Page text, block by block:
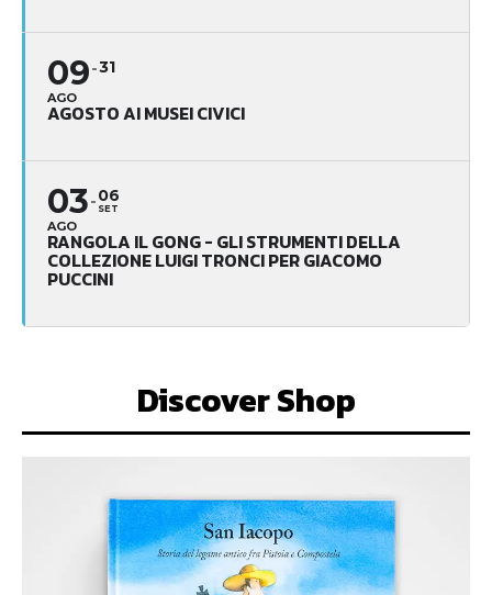
09
AGO
31
AGOSTO AI MUSEI CIVICI
03
AGO
06
SET
RANGOLA IL GONG - GLI STRUMENTI DELLA
COLLEZIONE LUIGI TRONCI PER GIACOMO
PUCCINI
Discover Shop